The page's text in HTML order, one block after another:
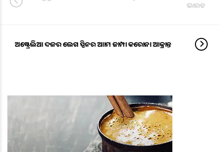
ଭାରତ
ଅଷ୍ଟ୍ରେଲିଆ ଦଳର ଲେଗ ସ୍ପିନର ଆଡାମ ଜାମ୍ପା କରୋନା ଆକ୍ରାନ୍ତ